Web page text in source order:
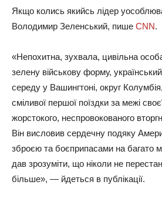
Якщо колись якийсь лідер
Володимир Зеленський, пише CNN.
«Непохитна, зухвала, цивільна
зелену військову форму,
середу у Вашингтоні, округ
сміливої першої поїздки за межі
жорстокого, неспровокованого
Він висловив сердечну подяку
зброєю та боєприпасами на багато
дав зрозуміти, що ніколи не
більше», — йдеться в публікації.